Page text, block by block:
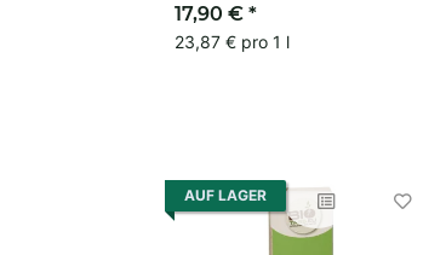
Grow
17,90 € *
23,87 € pro 1 l
AUF LAGER